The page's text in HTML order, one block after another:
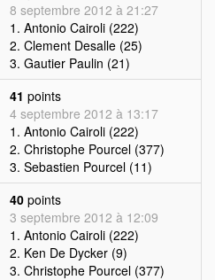
8 septembre 2012 à 21:27
1. Antonio Cairoli (222)
2. Clement Desalle (25)
3. Gautier Paulin (21)
41 points
4 septembre 2012 à 13:17
1. Antonio Cairoli (222)
2. Christophe Pourcel (377)
3. Sebastien Pourcel (11)
40 points
3 septembre 2012 à 12:09
1. Antonio Cairoli (222)
2. Ken De Dycker (9)
3. Christophe Pourcel (377)